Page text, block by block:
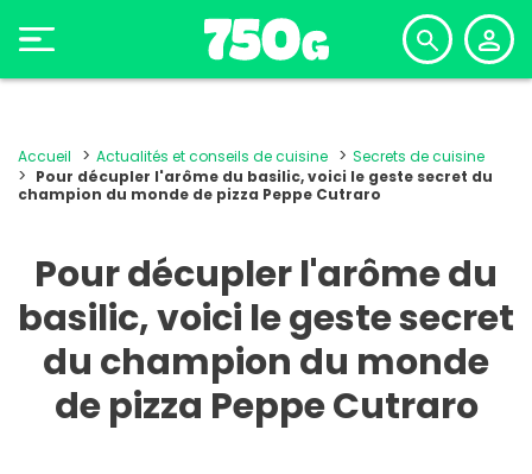
Accueil Actualités et conseils de cuisine
Secrets de cuisine
Pour décupler l'arôme du basilic, voici le geste secret du
champion du monde de pizza Peppe Cutraro
Pour décupler l'arôme du
basilic, voici le geste secret
du champion du monde
de pizza Peppe Cutraro